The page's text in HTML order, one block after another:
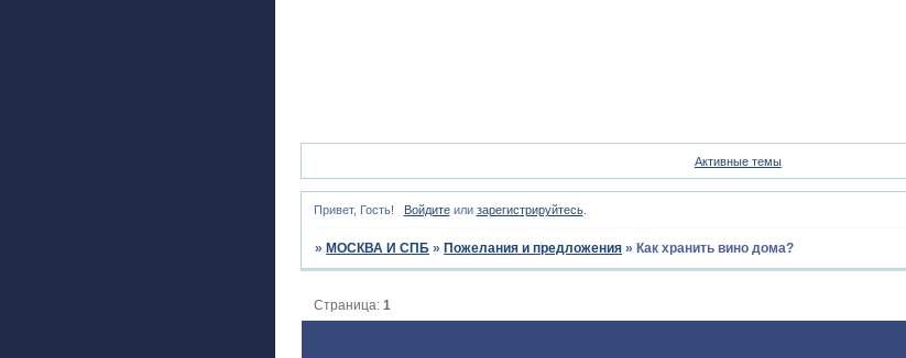
Активные темы
Привет, Гость! Войдитеили зарегистрируйтесь.
» МОСКВА И СПБ » Пожелания и предложения » Как хранить вино дома?
Страница:1